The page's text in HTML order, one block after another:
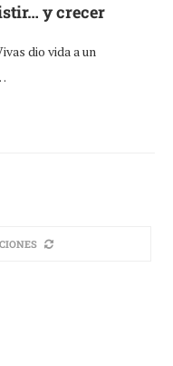
y crecer
dio vida a un